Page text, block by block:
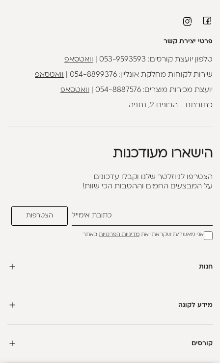
פרטי יצירת קשר
טלפון יועצת קורסים: 053-9593593 וואטסאפ
שירות לקוחות מחלקת אונליין:054-8899376 וואטסאפ
יועצת מכירות מוצרים:054-8887576 וואטסאפ
כתובתנו - הבונים 2, נתניה
הישארו מעודכנות
הצטרפו לניוזלטר שלנו וקבלו עדכונים
על המבצעים החמים וההטבות הכי שוות!
אני מאשר/ת שקראתי את מדיניות הפרטיותבאתר
חנות
מידע לקונה
קורסים